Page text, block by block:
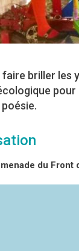
faire briller les
du Front